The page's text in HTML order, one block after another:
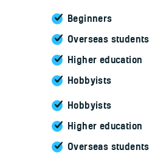
Beginners
Overseas students
Higher education
Hobbyists
Hobbyists
Higher education
Overseas students